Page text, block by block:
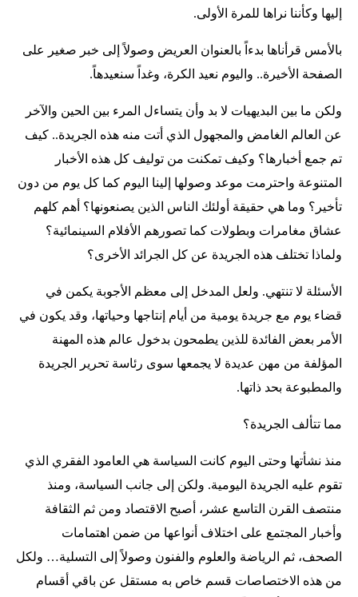
إليها وكأننا نراها للمرة الأولى.
بالأمس قرأناها بدءاً بالعنوان العريض وصولاً إلى خبر صغير على
الصفحة الأخيرة.. واليوم نعيد الكرة، وغداً سنعيدهاً.
ولكن ما بين البديهيات لا بد وأن يتساءل المرء بين الحين والآخر
عن العالم الغامض والمجهول الذي أتت منه هذه الجريدة.. كيف
تم جمع أخبارها؟ وكيف تمكنت من توليف كل هذه الأخبار
المتنوعة واحترمت موعد وصولها إلينا اليوم كما كل يوم من دون
تأخير؟ وما هي حقيقة أولئك الناس الذين يصنعونها؟ أهم كلهم
عشاق مغامرات وبطولات كما تصورهم الأفلام السينمائية؟
ولماذا تختلف هذه الجريدة عن كل الجرائد الأخرى؟
الأسئلة لا تنتهي. ولعل المدخل إلى معظم الأجوبة يكمن في
قضاء يوم مع جريدة يومية من أيام إنتاجها وحياتها، وقد يكون في
الأمر بعض الفائدة للذين يطمحون بدخول عالم هذه المهنة
المؤلفة من مهن عديدة لا يجمعها سوى رئاسة تحرير الجريدة
والمطبوعة بحد ذاتها.
مما تتألف الجريدة؟
منذ نشأتها وحتى اليوم كانت السياسة هي العامود الفقري الذي
تقوم عليه الجريدة اليومية. ولكن إلى جانب السياسة، ومنذ
منتصف القرن التاسع عشر، أصبح الاقتصاد ومن ثم الثقافة
وأخبار المجتمع على اختلاف أنواعها من ضمن اهتمامات
الصحف، ثم الرياضة والعلوم والفنون وصولاً إلى التسلية… ولكل
من هذه الاختصاصات قسم خاص به مستقل عن باقي أقسام